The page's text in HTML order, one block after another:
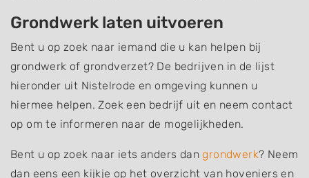
Grondwerk laten uitvoeren
Bent u op zoek naar iemand die u kan helpen bij
grondwerk of grondverzet? De bedrijven in de lijst
hieronder uit Nistelrode en omgeving kunnen u
hiermee helpen. Zoek een bedrijf uit en neem contact
op om te informeren naar de mogelijkheden.
Bent u op zoek naar iets anders dangrondwerk? Neem
dan eens een kijkje op het overzicht van hoveniers en